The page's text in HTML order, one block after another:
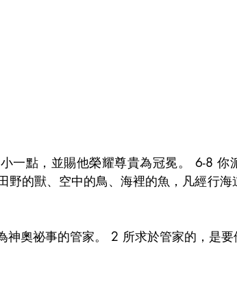
一點，並賜他榮耀尊貴為冠冕。 6-8 你
野的獸、空中的鳥、海裡的魚，凡經行海
奧祕事的管家。 2 所求於管家的，是要